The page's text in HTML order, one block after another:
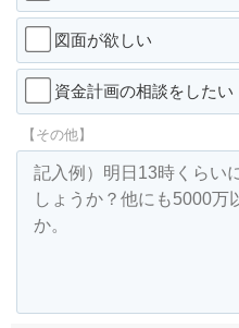
図面が欲しい
資金計画の相談をしたい
【その他】